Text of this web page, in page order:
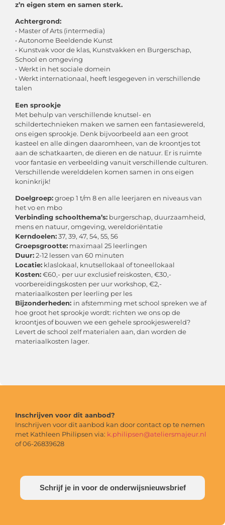
z’n eigen stem en samen sterk.
Achtergrond:
• Master of Arts (intermedia)
• Autonome Beeldende Kunst
• Kunstvak voor de klas, Kunstvakken en Burgerschap,
School en omgeving
• Werkt in het sociale domein
• Werkt internationaal, heeft lesgegeven in verschillende
talen
Een sprookje
Met behulp van verschillende knutsel- en
schildertechnieken maken we samen een fantasiewereld,
ons eigen sprookje. Denk bijvoorbeeld aan een groot
kasteel en alle dingen daaromheen, van de kroontjes tot
aan de schatkaarten, de dieren en de natuur. Er is ruimte
voor fantasie en verbeelding vanuit verschillende culturen.
Verschillende werelddelen komen samen in ons eigen
koninkrijk!
Doelgroep:groep 1 t/m 8 en alle leerjaren en niveaus van
het vo en mbo
Verbinding schoolthema’s: burgerschap, duurzaamheid,
mens en natuur, omgeving, wereldoriëntatie
Kerndoelen:37, 39, 47, 54, 55, 56
Groepsgrootte: maximaal 25 leerlingen
Duur:2-12 lessen van 60 minuten
Locatie: klaslokaal, knutsellokaal of toneellokaal
Kosten:€60,- per uur exclusief reiskosten, €30,-
voorbereidingskosten per uur workshop, €2,-
materiaalkosten per leerling per les
Bijzonderheden: in afstemming met school spreken we af
hoe groot het sprookje wordt: richten we ons op de
kroontjes of bouwen we een gehele sprookjeswereld?
Levert de school zelf materialen aan, dan worden de
materiaalkosten lager.
Inschrijven voor dit aanbod?
Inschrijven voor dit aanbod kan door contact op te nemen
met Kathleen Philipsen via: k.philipsen@ateliersmajeur.nl
of 06-26839628
Schrijf je in voor de onderwijsnieuwsbrief